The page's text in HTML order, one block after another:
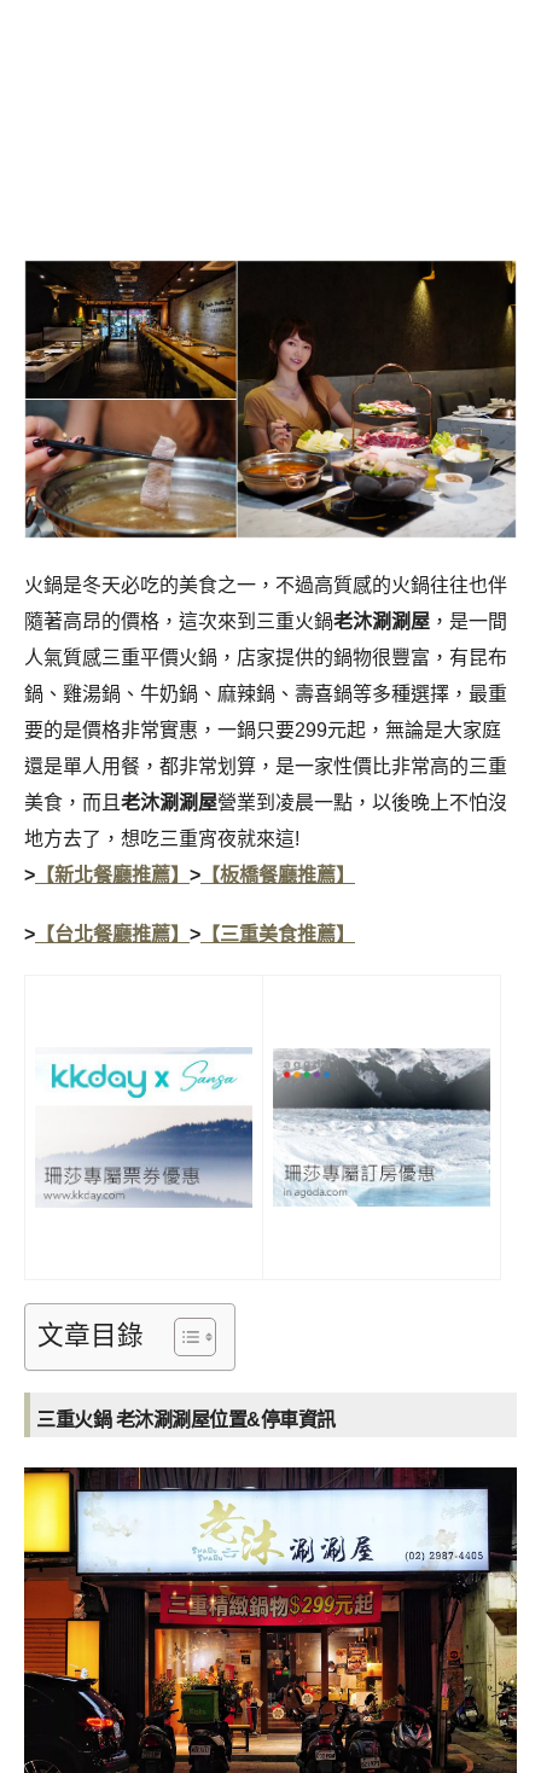
火鍋是冬天必吃的美食之一，不過高質感的火鍋往往也伴
隨著高昂的價格，這次來到三重火鍋老沐涮涮屋 ，是一間
人氣質感三重平價火鍋 ，店家提供的鍋物很豐富，有昆布
鍋、雞湯鍋、牛奶鍋、麻辣鍋、壽喜鍋等多種選擇，最重
要的是價格非常實惠，一鍋只要299元起，無論是大家庭
還是單人用餐，都非常划算，是一家性價比非常高的三重
美食，而且 老沐涮涮屋營業到凌晨一點，以後晚上不怕沒
地方去了，想吃三重宵夜就來這!
> 【新北餐廳推薦】 > 【板橋餐廳推薦】
> 【台北餐廳推薦】 > 【三重美食推薦】
文章目錄
三重火鍋 老沐涮涮屋位置&停車資訊